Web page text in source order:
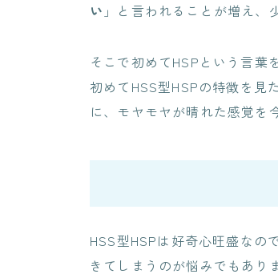
い 」と言われることが増え、
そこで初めてHSPという言葉
初めてHSS型HSPの特徴を見
に、モヤモヤが晴れた感覚を
HSS型HSPは好奇心旺盛なの
きてしまうのが悩みでもあり